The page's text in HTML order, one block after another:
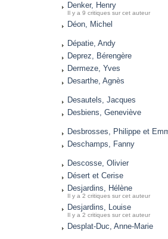
Denker, Henry
Il y a 9 critiques sur cet auteur
Déon, Michel
Dépatie, Andy
Deprez, Bérengère
Dermeze, Yves
Desarthe, Agnès
Desautels, Jacques
Desbiens, Geneviève
Desbrosses, Philippe et
Deschamps, Fanny
Descosse, Olivier
Désert et Cerise
Desjardins, Hélène
Il y a 2 critiques sur cet auteur
Desjardins, Louise
Il y a 2 critiques sur cet auteur
Desplat-Duc, Anne-Marie